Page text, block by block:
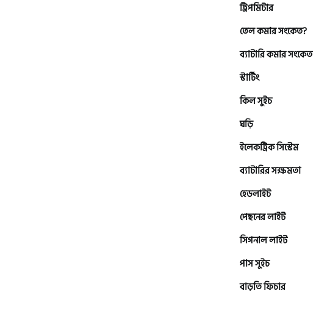
ট্রিপমিটার
তেল কমার সংকেত?
ব্যাটারি কমার সংকেত
স্টার্টিং
কিল সুইচ
ঘড়ি
ইলেকট্রিক সিস্টেম
ব্যাটারির সক্ষমতা
হেডলাইট
পেছনের লাইট
সিগনাল লাইট
পাস সুইচ
বাড়তি ফিচার